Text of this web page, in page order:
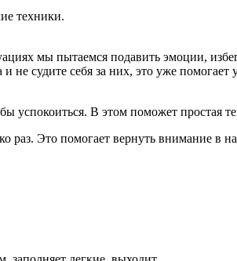
техники.
мы пытаемся подавить эмоции,
не судите себя за них, это уже
успокоиться. В этом поможет простая
раз. Это помогает вернуть внимание в